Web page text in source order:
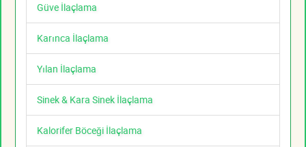
Güve İlaçlama
Karınca İlaçlama
Yılan İlaçlama
Sinek & Kara Sinek İlaçlama
Kalorifer Böceği İlaçlama